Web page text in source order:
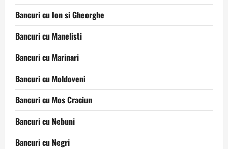
Bancuri cu Ion si Gheorghe
Bancuri cu Manelisti
Bancuri cu Marinari
Bancuri cu Moldoveni
Bancuri cu Mos Craciun
Bancuri cu Nebuni
Bancuri cu Negri